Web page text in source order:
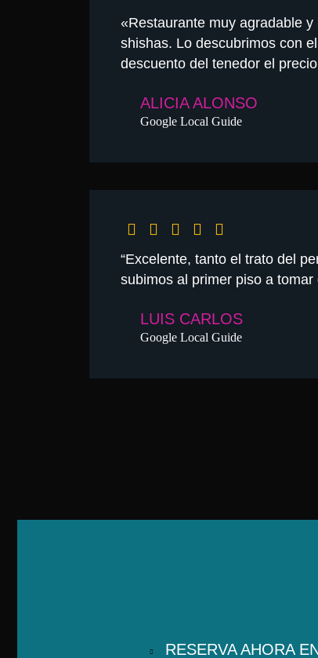
«Restaurante muy agradable
shishas. Lo descubrimos con
descuento del tenedor el
ALICIA ALONSO
Google Local Guide
“Excelente, tanto el trato del
subimos al primer piso a tomar
LUIS CARLOS
Google Local Guide
RESERVA AHORA